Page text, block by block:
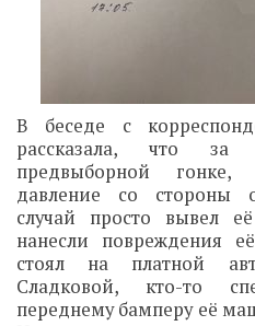
В беседе с
рассказала, что за
предвыборной
давление со стороны
случай просто вывел
нанесли повреждения
стоял на платной
Сладковой, кто-то
переднему бамперу её